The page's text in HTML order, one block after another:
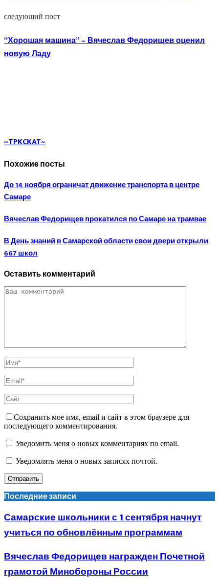
следующий пост
“Хорошая машина” – Вячеслав Федорищев оценил
новую Ладу
~TPKCKAT~
Похожие посты
До 14 ноября ограничат движение транспорта в центре
Самаре
Вячеслав Федорищев прокатился по Самаре на трамвае
В День знаний в Самарской области свои двери открыли
667 школ
Оставить комментарий
Сохранить мое имя, email и сайт в этом браузере для
последующего комментирования.
Уведомить меня о новых комментариях по email.
Уведомлять меня о новых записях почтой.
Последние записи
Самарские школьники с 1 сентября начнут
учиться по обновлённым программам
Вячеслав Федорищев награжден Почетной
грамотой Минобороны России